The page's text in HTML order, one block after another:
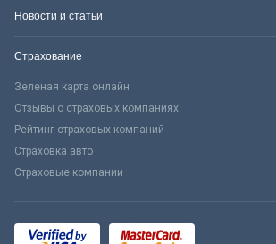
Новости и статьи
Страхование
Зеленая карта онлайн
Отзывы о страховых компаниях
Рейтинг страховых компаний
Страховка авто
Страховые компании